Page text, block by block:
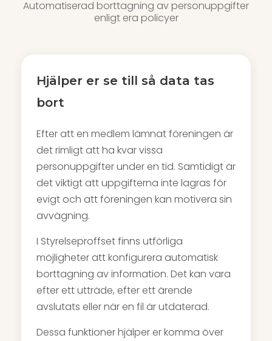
Automatiserad borttagning av personuppgifter
enligt era policyer
Hjälper er se till så data tas
bort
Efter att en medlem lämnat föreningen är
det rimligt att ha kvar vissa
personuppgifter under en tid. Samtidigt är
det viktigt att uppgifterna inte lagras för
evigt och att föreningen kan motivera sin
avvägning.
I Styrelseproffset finns utförliga
möjligheter att konfigurera automatisk
borttagning av information. Det kan vara
efter ett utträde, efter ett ärende
avslutats eller när en fil är utdaterad.
Dessa funktioner hjälper er komma över